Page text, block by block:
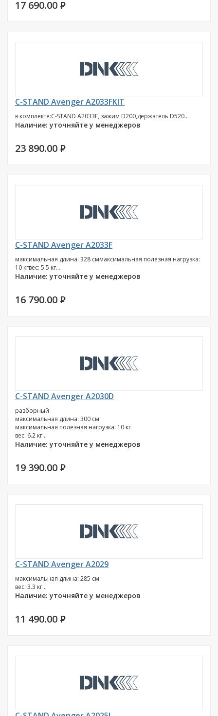
17 690.00 P
C-STAND Avenger A2033FKIT
в комплекте:C-STAND A2033F, зажим D200,держатель D520...
Наличие: уточняйте у менеджеров
23 890.00 P
C-STAND Avenger A2033F
максимальная длина: 328 сммаксимальная полезная нагрузка:
10 кгвес: 5.5 кг...
Наличие: уточняйте у менеджеров
16 790.00 P
C-STAND Avenger A2030D
разборный
максимальная длина: 300 см
максимальная полезная нагрузка: 10 кг
вес: 6.2 кг...
Наличие: уточняйте у менеджеров
19 390.00 P
C-STAND Avenger A2029
максимальная длина: 285 см
вес: 3.3 кг...
Наличие: уточняйте у менеджеров
11 490.00 P